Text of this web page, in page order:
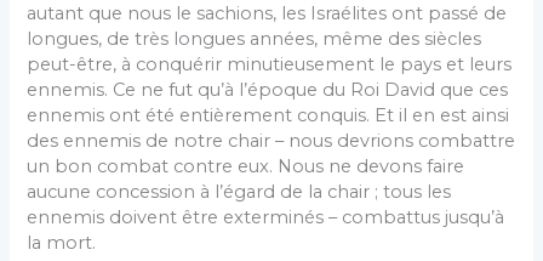
autant que nous le sachions, les Israélites ont passé de
longues, de très longues années, même des siècles
peut-être, à conquérir minutieusement le pays et leurs
ennemis. Ce ne fut qu’à l’époque du Roi David que ces
ennemis ont été entièrement conquis. Et il en est ainsi
des ennemis de notre chair – nous devrions combattre
un bon combat contre eux. Nous ne devons faire
aucune concession à l’égard de la chair ; tous les
ennemis doivent être exterminés – combattus jusqu’à
la mort.